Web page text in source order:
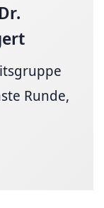
Runde,